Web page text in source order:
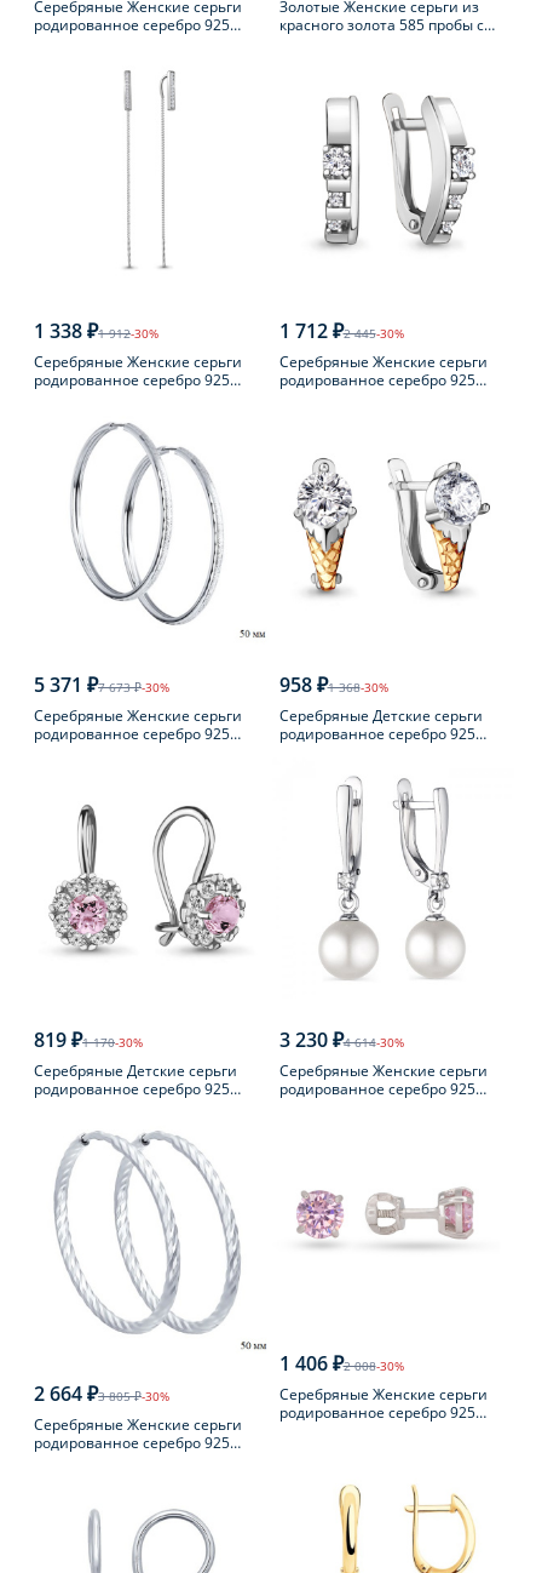
Серебряные Женские серьги
родированное серебро 925
Золотые Женские серьги из
красного золота 585 пробы с
1 338 ₽1 912-30%
Серебряные Женские серьги
родированное серебро 925
1 712 ₽2 445-30%
Серебряные Женские серьги
родированное серебро 925
5 371 ₽7 673 ₽-30%
Серебряные Женские серьги
родированное серебро 925
958 ₽1 368-30%
Серебряные Детские серьги
родированное серебро 925
819 ₽1 170-30%
Серебряные Детские серьги
родированное серебро 925
3 230 ₽4 614-30%
Серебряные Женские серьги
родированное серебро 925
2 664 ₽3 805 ₽-30%
Серебряные Женские серьги
родированное серебро 925
1 406 ₽2 008-30%
Серебряные Женские серьги
родированное серебро 925